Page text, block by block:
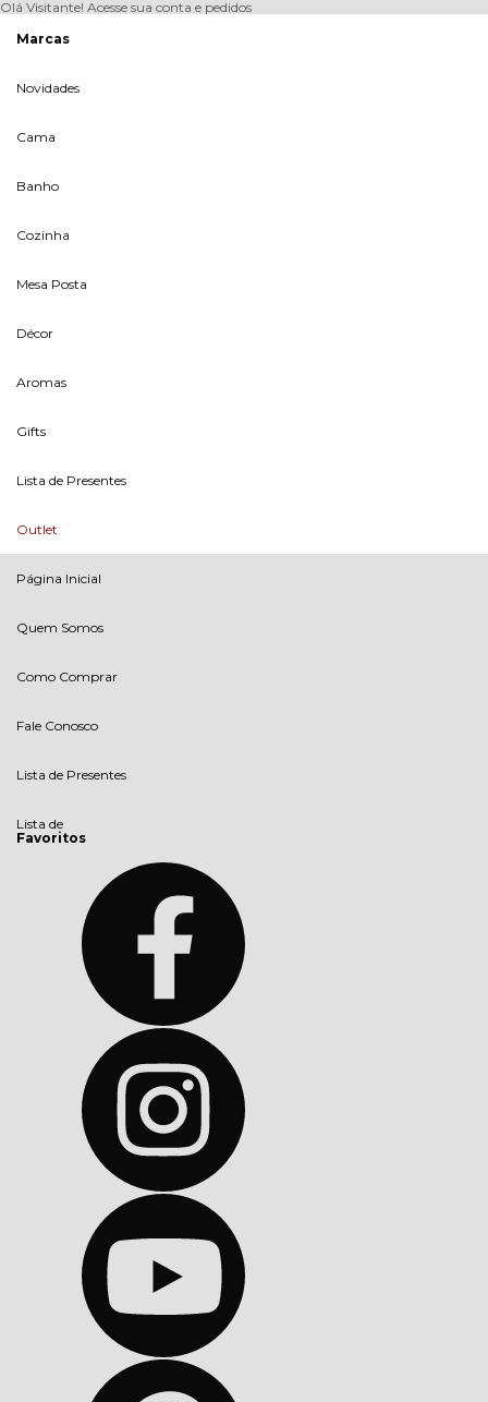
Olá Visitante! Acesse sua conta e pedidos
Marcas
Novidades
Cama
Banho
Cozinha
Mesa Posta
Décor
Aromas
Gifts
Lista de Presentes
Outlet
Página Inicial
Quem Somos
Como Comprar
Fale Conosco
Lista de Presentes
Lista de
Favoritos